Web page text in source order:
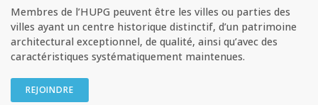
Membres de l’HUPG peuvent être les villes ou parties des
villes ayant un centre historique distinctif, d’un patrimoine
architectural exceptionnel, de qualité, ainsi qu’avec des
caractéristiques systématiquement maintenues.
REJOINDRE